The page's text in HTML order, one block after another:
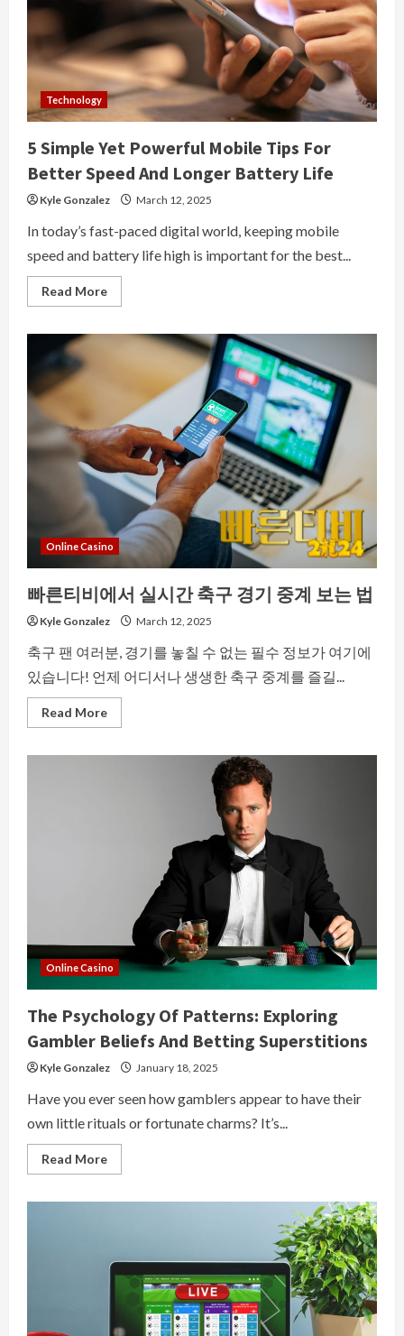
Technology
5 Simple Yet Powerful Mobile Tips For
Better Speed And Longer Battery Life
Kyle Gonzalez March 12, 2025
In today’s fast-paced digital world, keeping mobile
speed and battery life high is important for the best...
Read MoreRead
more
Simple
Better
Speed
And
Longer
Battery
Life
Online Casino
빠른티비에서 실시간 축구 경기 중계 보는 법
Kyle Gonzalez March 12, 2025
축구 팬 여러분, 경기를 놓칠 수 없는 필수 정보가 여기에
있습니다! 언제 어디서나 생생한 축구 중계를 즐길...
Read MoreRead
more
는
법
Online Casino
The Psychology Of Patterns: Exploring
Gambler Beliefs And Betting Superstitions
Kyle Gonzalez January 18, 2025
Have you ever seen how gamblers appear to have their
own little rituals or fortunate charms? It’s...
Read MoreRead
more
Gambler
Beliefs
Betting
Superstitions